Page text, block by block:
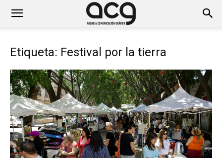
Etiqueta: Festival por la tierra